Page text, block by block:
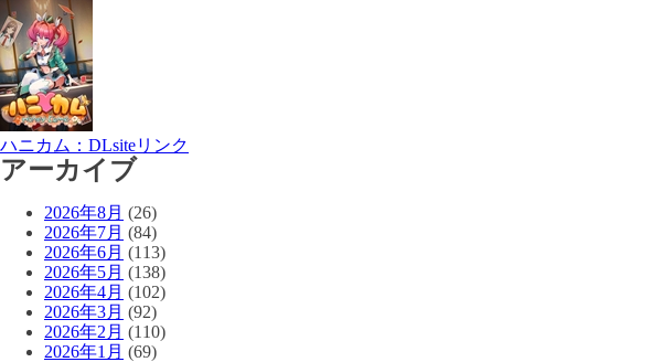
ハニカム：DLsiteリンク
アーカイブ
2026年8月 (26)
2026年7月 (84)
2026年6月 (113)
2026年5月 (138)
2026年4月 (102)
2026年3月 (92)
2026年2月 (110)
2026年1月 (69)